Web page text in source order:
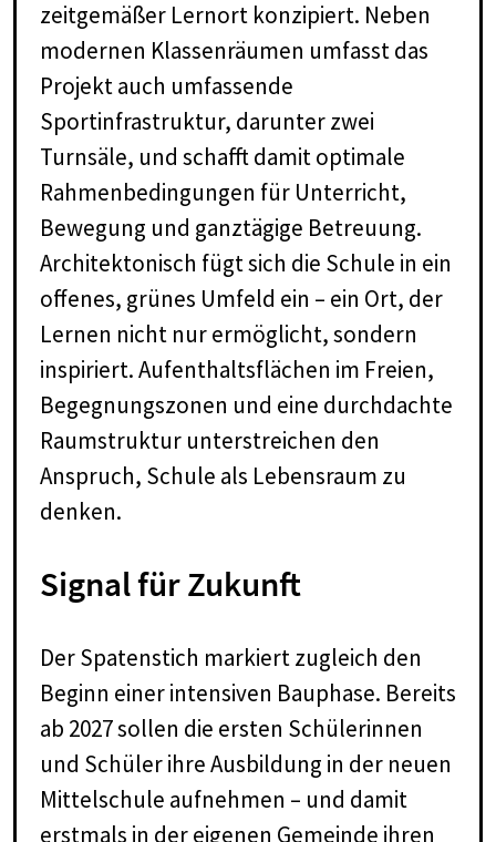
zeitgemäßer Lernort konzipiert. Neben
modernen Klassenräumen umfasst das
Projekt auch umfassende
Sportinfrastruktur, darunter zwei
Turnsäle, und schafft damit optimale
Rahmenbedingungen für Unterricht,
Bewegung und ganztägige Betreuung.
Architektonisch fügt sich die Schule in ein
offenes, grünes Umfeld ein – ein Ort, der
Lernen nicht nur ermöglicht, sondern
inspiriert. Aufenthaltsflächen im Freien,
Begegnungszonen und eine durchdachte
Raumstruktur unterstreichen den
Anspruch, Schule als Lebensraum zu
denken.
Signal für Zukunft
Der Spatenstich markiert zugleich den
Beginn einer intensiven Bauphase. Bereits
ab 2027 sollen die ersten Schülerinnen
und Schüler ihre Ausbildung in der neuen
Mittelschule aufnehmen – und damit
erstmals in der eigenen Gemeinde ihren